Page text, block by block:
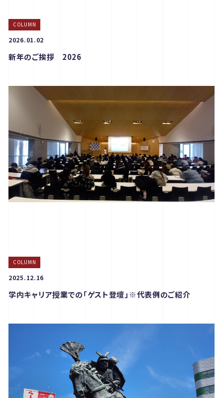
COLUMN
2026.01.02
新年のご挨拶 2026
COLUMN
2025.12.16
学内キャリア授業での「ゲスト登壇」※代表例のご紹介